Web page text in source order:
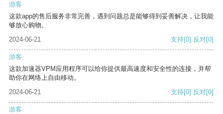
游客
这款app的售后服务非常完善，遇到问题总是能够得到妥善解决，让我能
够放心购物。
2024-06-21
支持[0] 反对[0]
游客
这款加速器VPM应用程序可以给你提供最高速度和安全性的连接，并帮
助你在网络上自由移动。
2024-06-21
支持[0] 反对[0]
游客